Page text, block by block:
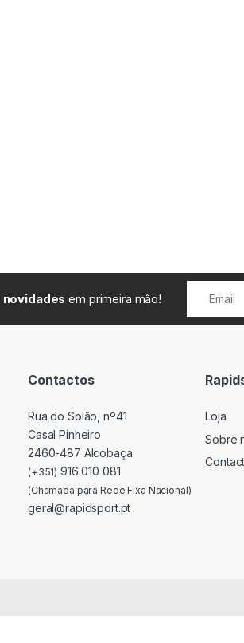
novidades em primeira mão!
Contactos
Rua do Solão, nº41
Casal Pinheiro
2460-487 Alcobaça
(+351) 916 010 081
(Chamada para Rede Fixa Nacional)
geral@rapidsport.pt
Loja
Sobre